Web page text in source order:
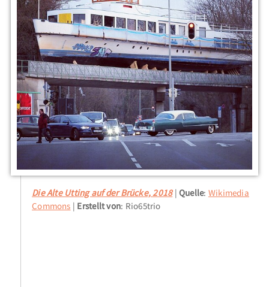
Die Alte Utting auf der Brücke, 2018 Quelle: Wikimedia
Commons
Erstellt von: Rio65trio